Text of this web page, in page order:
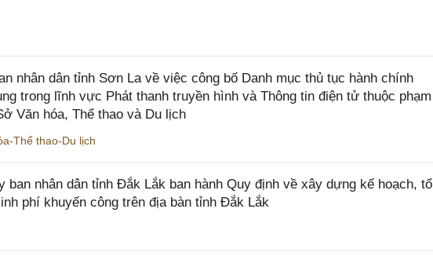
nhân dân tỉnh Sơn La về việc công bố Danh mục thủ tục hành chính
trong lĩnh vực Phát thanh truyền hình và Thông tin điện tử thuộc phạm
Văn hóa, Thể thao và Du lịch
Thể thao-Du lịch
ban nhân dân tỉnh Đắk Lắk ban hành Quy định về xây dựng kế hoạch, tổ
phí khuyến công trên địa bàn tỉnh Đắk Lắk